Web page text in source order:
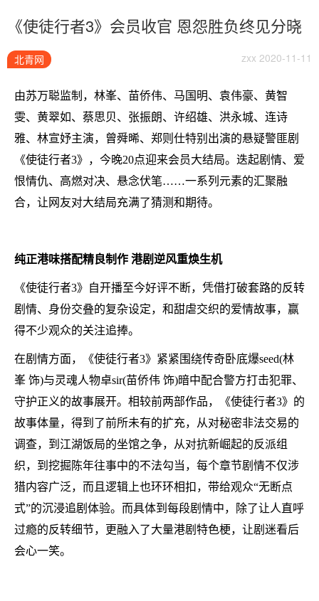
《使徒行者3》会员收官 恩怨胜负终见分晓
北青网 zxx 2020-11-11
由苏万聪监制，林峯、苗侨伟、马国明、袁伟豪、黄智
雯、黄翠如、蔡思贝、张振朗、许绍雄、洪永城、连诗
雅、林宣妤主演，曾舜晞、郑则仕特别出演的悬疑警匪剧
《使徒行者3》，今晚20点迎来会员大结局。迭起剧情、爱
恨情仇、高燃对决、悬念伏笔……一系列元素的汇聚融
合，让网友对大结局充满了猜测和期待。
纯正港味搭配精良制作 港剧逆风重焕生机
《使徒行者3》自开播至今好评不断，凭借打破套路的反转
剧情、身份交叠的复杂设定，和甜虐交织的爱情故事，赢
得不少观众的关注追捧。
在剧情方面，《使徒行者3》紧紧围绕传奇卧底爆seed(林
峯 饰)与灵魂人物卓sir(苗侨伟 饰)暗中配合警方打击犯罪、
守护正义的故事展开。相较前两部作品，《使徒行者3》的
故事体量，得到了前所未有的扩充，从对秘密非法交易的
调查，到江湖饭局的坐馆之争，从对抗新崛起的反派组
织，到挖掘陈年往事中的不法勾当，每个章节剧情不仅涉
猎内容广泛，而且逻辑上也环环相扣，带给观众“无断点
式”的沉浸追剧体验。而具体到每段剧情中，除了让人直呼
过瘾的反转细节，更融入了大量港剧特色梗，让剧迷看后
会心一笑。